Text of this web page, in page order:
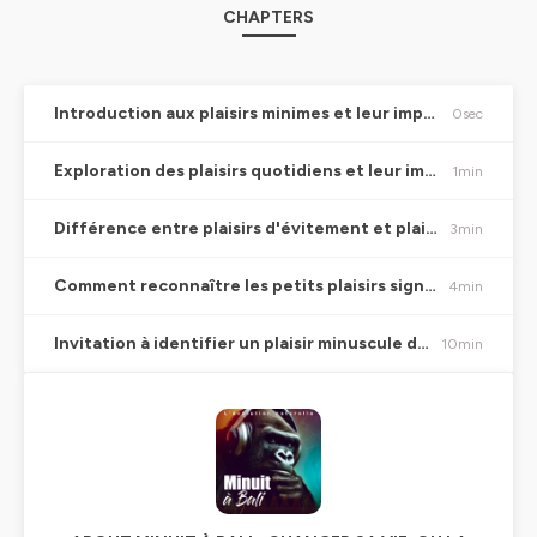
CHAPTERS
Introduction aux plaisirs minimes et leur importance 0sec
Exploration des plaisirs quotidiens et leur impact sur notre vie 1min
Différence entre plaisirs d'évitement et plaisirs authentiques 3min
Comment reconnaître les petits plaisirs significatifs 4min
Invitation à identifier un plaisir minuscule dans sa vie 10min